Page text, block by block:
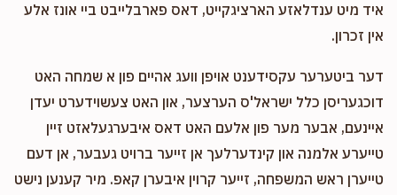
איד מיט ענדלאזע הארציגקייט, דאס פארבלייבט ביי אונז אלע
אין זכרון.
דער ביטערער עקסידענט אויפן וועג אהיים פון א שמחה האט
דוכגעריסן כלל ישראל'ס הערצער, און האט צעשוידערט יעדן
איינעם, אבער מער פון אלעם האט דאס איבערגעלאזט זיין
טייערע אלמנה און קינדערלעך אן זייער ברויט געבער, אן דעם
טייערן ראש המשפחה, זייער קרוין איבערן קאפ. מיר קענען נישט